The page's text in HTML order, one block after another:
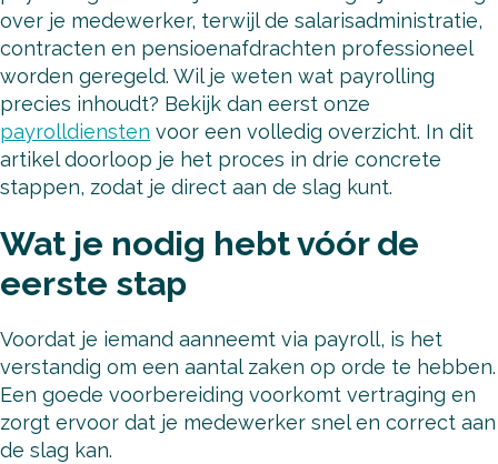
over je medewerker, terwijl de salarisadministratie,
contracten en pensioenafdrachten professioneel
worden geregeld. Wil je weten wat payrolling
precies inhoudt? Bekijk dan eerst onze
payrolldiensten voor een volledig overzicht. In dit
artikel doorloop je het proces in drie concrete
stappen, zodat je direct aan de slag kunt.
Wat je nodig hebt vóór de
eerste stap
Voordat je iemand aanneemt via payroll, is het
verstandig om een aantal zaken op orde te hebben.
Een goede voorbereiding voorkomt vertraging en
zorgt ervoor dat je medewerker snel en correct aan
de slag kan.